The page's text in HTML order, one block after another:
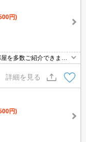
円)
を多数ご紹介できます♪
い合わせください！
詳細を見る
円)